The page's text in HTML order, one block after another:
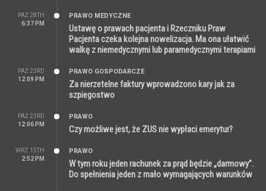
PAŹ 28TH
6:37 PM
PRAWO MEDYCZNE
Ustawę o prawach pacjenta i Rzeczniku Praw
Pacjenta czeka kolejna nowelizacja. Ma ona ułatwić
walkę z niemedycznymi lub paramedycznymi terapiami
PAŹ 23RD
12:09 PM
PRAWO GOSPODARCZE
Za nierzetelne faktury wprowadzono kary jak za
szpiegostwo
PAŹ 23RD
12:06 PM
PRAWO
Czy możliwe jest, że ZUS nie wypłaci emerytur?
WRZ 15TH
2:52 PM
PRAWO
W tym roku jeden rachunek za prąd będzie „darmowy”.
Do spełnienia jeden z mało wymagających warunków